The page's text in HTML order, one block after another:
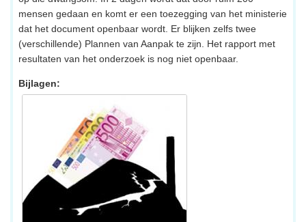
mensen gedaan en komt er een toezegging van het ministerie
dat het document openbaar wordt. Er blijken zelfs twee
(verschillende) Plannen van Aanpak te zijn. Het rapport met
resultaten van het onderzoek is nog niet openbaar.
Bijlagen: